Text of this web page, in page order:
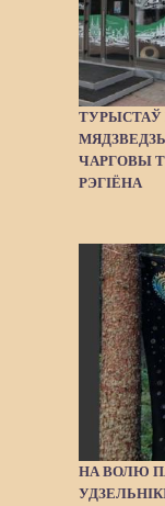
ТУРЫСТАЎ
ЧАРГОВЫ
РЭГІЁНА
НА ВОЛЮ